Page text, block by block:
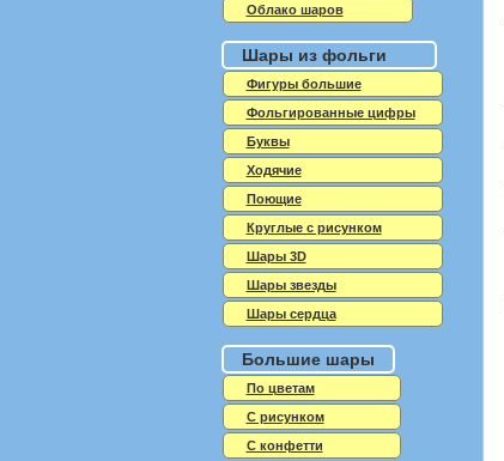
Облако шаров
Шары из фольги
Фигуры большие
Фольгированные цифры
Буквы
Ходячие
Поющие
Круглые с рисунком
Шары 3D
Шары звезды
Шары сердца
Большие шары
По цветам
С рисунком
С конфетти